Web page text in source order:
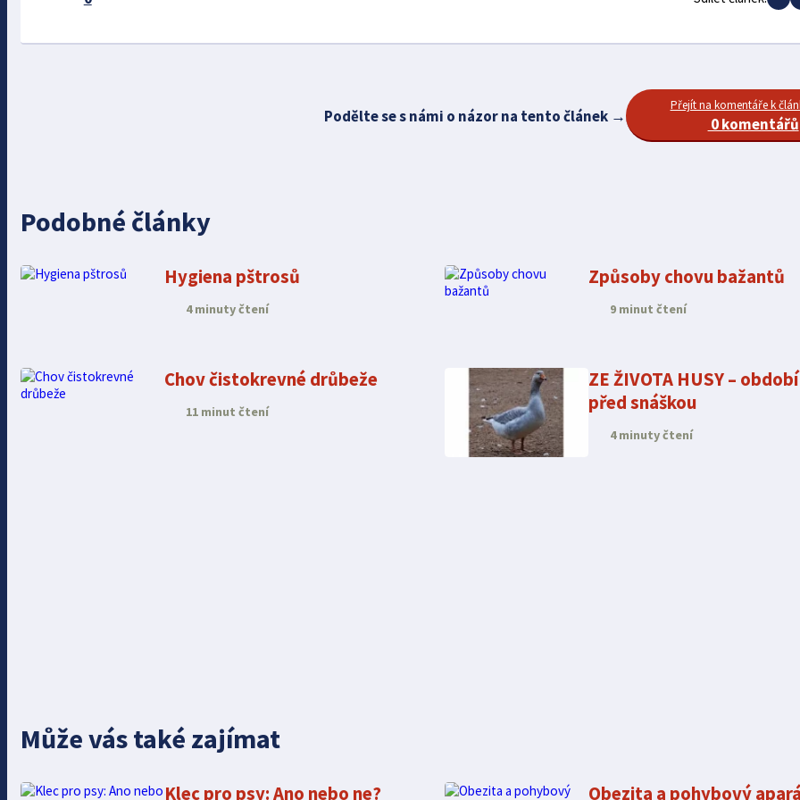
Podělte se s námi o názor na tento článek →
Přejít na komentáře k
0 komentářů
Podobné články
Hygiena pštrosů
4 minuty čtení
Způsoby chovu bažantů
9 minut čtení
Chov čistokrevné drůbeže
11 minut čtení
ZE ŽIVOTA HUSY – období
před snáškou
4 minuty čtení
Může vás také zajímat
Klec pro psy: Ano nebo ne? Obezita a pohybový